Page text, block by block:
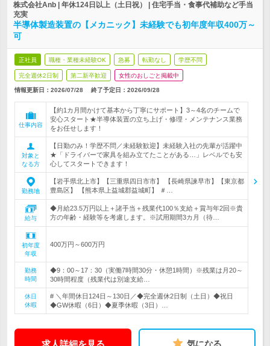
株式会社Anb | 年休124日以上（土日祝） | 住宅手当・食事代補助など手当
充実
半導体製造装置の【メカニック】未経験でも初年度年収400万～
可
正社員 職種・業種未経験OK 急募 転勤なし 学歴不問
完全週休2日制 第二新卒歓迎 女性のおしごと掲載中
情報更新日：2026/07/28 終了予定日： 2026/09/28
仕事内容
【約1カ月間かけて基本から丁寧にサポート】3～4名のチームで
安心スタート★半導体装置の立ち上げ・修理・メンテナンス業務
をお任せします！
対象と
なる方
【日勤のみ！学歴不問／未経験歓迎】未経験入社の先輩が活躍中
★「ドライバーで家具を組み立てたことがある…」レベルでも安
心してスタートできます！
勤務地
【岩手県北上市】【三重県四日市市】 【長崎県諫早市】【東京都
豊島区】 【熊本県上益城郡益城町】 ＃…
給与
◆月給23.5万円以上＋諸手当＋残業代100％支給＋賞与年2回※貴
方の年齢・経験等を考慮します。※試用期間3カ月（待…
初年度
年収
400万円～600万円
勤務
時間
◆9：00～17：30（実働7時間30分・休憩1時間）※残業は月20～
30時間程度（残業代は別途支給…
休日
休暇
# ＼年間休日124日～130日／◆完全週休2日制（土日）◆祝日
◆GW休暇（6日）◆夏季休暇（3日）…
求人詳細を見る 気になる